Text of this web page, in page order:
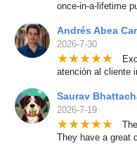
once-in-a-lifetime
Andrés Abea
2026-7-30
★★★★★
atención al cliente
Saurav
2026-7-19
★★★★★ The
They have a great